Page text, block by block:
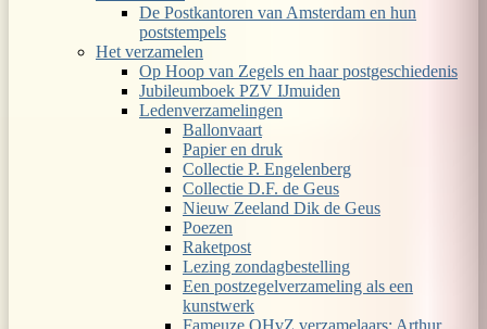
De Postkantoren van Amsterdam en hun
poststempels
Het verzamelen
Op Hoop van Zegels en haar postgeschiedenis
Jubileumboek PZV IJmuiden
Ledenverzamelingen
Ballonvaart
Papier en druk
Collectie P. Engelenberg
Collectie D.F. de Geus
Nieuw Zeeland Dik de Geus
Poezen
Raketpost
Lezing zondagbestelling
Een postzegelverzameling als een
kunstwerk